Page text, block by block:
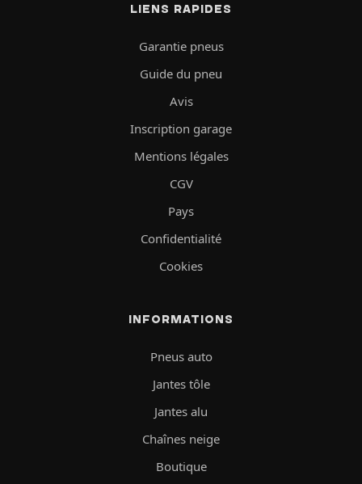
LIENS RAPIDES
Garantie pneus
Guide du pneu
Avis
Inscription garage
Mentions légales
CGV
Pays
Confidentialité
Cookies
INFORMATIONS
Pneus auto
Jantes tôle
Jantes alu
Chaînes neige
Boutique